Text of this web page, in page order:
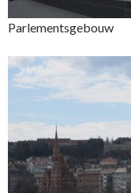
Parlementsgebouw